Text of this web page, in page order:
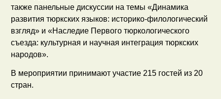
также панельные дискуссии на темы «Динамика
развития тюркских языков: историко-филологический
взгляд» и «Наследие Первого тюркологического
съезда: культурная и научная интеграция тюркских
народов».
В мероприятии принимают участие 215 гостей из 20
стран.